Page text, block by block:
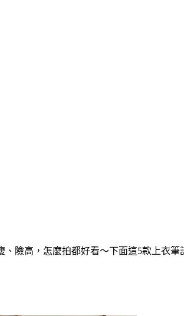
險高，怎麼拍都好看～下面這5款上衣筆